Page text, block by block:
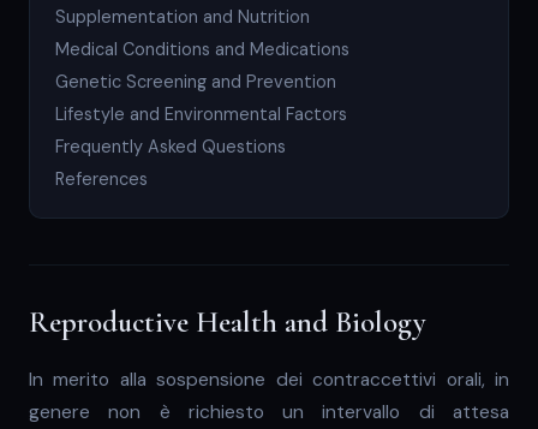
Supplementation and Nutrition
Medical Conditions and Medications
Genetic Screening and Prevention
Lifestyle and Environmental Factors
Frequently Asked Questions
References
Reproductive Health and Biology
In merito alla sospensione dei contraccettivi orali, in
genere non è richiesto un intervallo di attesa